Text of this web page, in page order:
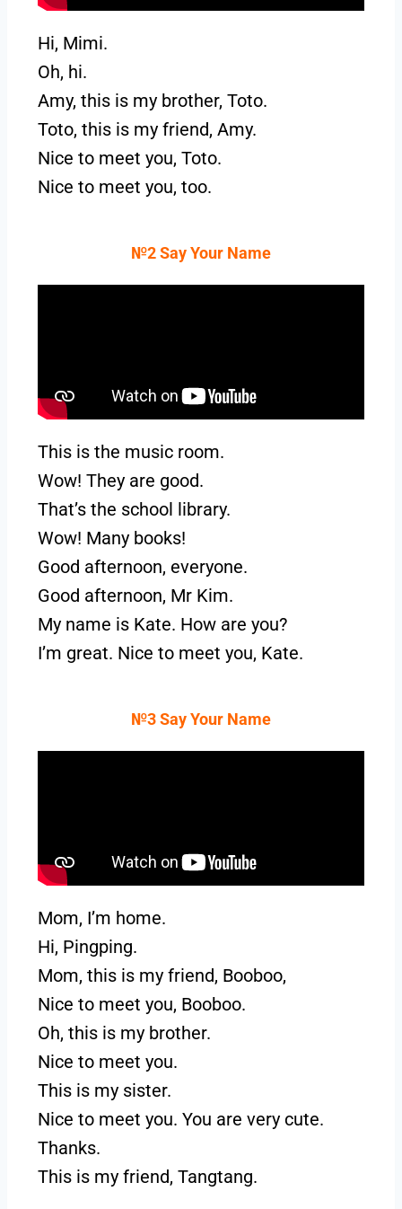
Hi, Mimi.
Oh, hi.
Amy, this is my brother, Toto.
Toto, this is my friend, Amy.
Nice to meet you, Toto.
Nice to meet you, too.
№2 Say Your Name
This is the music room.
Wow! They are good.
That’s the school library.
Wow! Many books!
Good afternoon, everyone.
Good afternoon, Mr Kim.
My name is Kate. How are you?
I’m great. Nice to meet you, Kate.
№3 Say Your Name
Mom, I’m home.
Hi, Pingping.
Mom, this is my friend, Booboo,
Nice to meet you, Booboo.
Oh, this is my brother.
Nice to meet you.
This is my sister.
Nice to meet you. You are very cute.
Thanks.
This is my friend, Tangtang.